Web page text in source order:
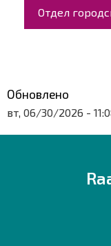
Отдел
Обновлено
вт, 06/30/2026 -